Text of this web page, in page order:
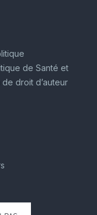
de Santé et
droit d’auteur